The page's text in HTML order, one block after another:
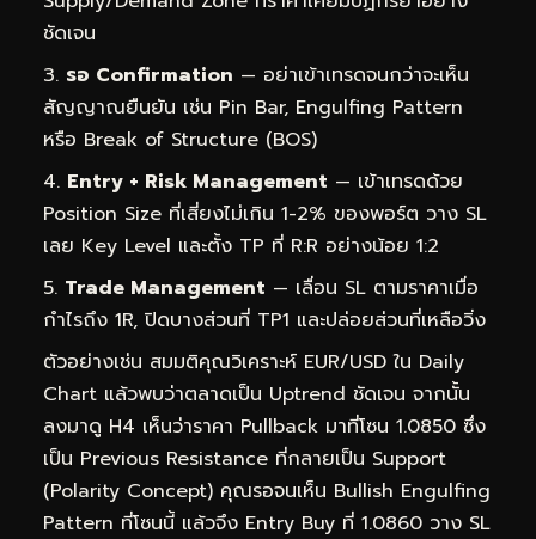
ชัดเจน
รอ Confirmation — อย่าเข้าเทรดจนกว่าจะเห็น
สัญญาณยืนยัน เช่น Pin Bar, Engulfing Pattern
หรือ Break of Structure (BOS)
Entry + Risk Management — เข้าเทรดด้วย
Position Size ที่เสี่ยงไม่เกิน 1-2% ของพอร์ต วาง SL
เลย Key Level และตั้ง TP ที่ R:R อย่างน้อย 1:2
Trade Management — เลื่อน SL ตามราคาเมื่อ
กำไรถึง 1R, ปิดบางส่วนที่ TP1 และปล่อยส่วนที่เหลือวิ่ง
ตัวอย่างเช่น สมมติคุณวิเคราะห์ EUR/USD ใน Daily
Chart แล้วพบว่าตลาดเป็น Uptrend ชัดเจน จากนั้น
ลงมาดู H4 เห็นว่าราคา Pullback มาที่โซน 1.0850 ซึ่ง
เป็น Previous Resistance ที่กลายเป็น Support
(Polarity Concept) คุณรอจนเห็น Bullish Engulfing
Pattern ที่โซนนี้ แล้วจึง Entry Buy ที่ 1.0860 วาง SL